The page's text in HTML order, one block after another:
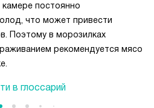
постоянно
что может привести
Поэтому в морозилках
рекомендуется мясо
в глоссарий